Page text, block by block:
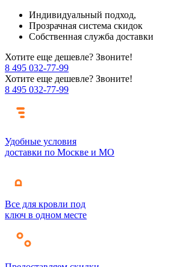
Индивидуальный подход,
Прозрачная система скидок
Собственная служба доставки
Хотите еще дешевле? Звоните!
8 495 032-77-99
Хотите еще дешевле? Звоните!
8 495 032-77-99
Удобные условия
доставки по Москве и МО
Все для кровли под
ключ в одном месте